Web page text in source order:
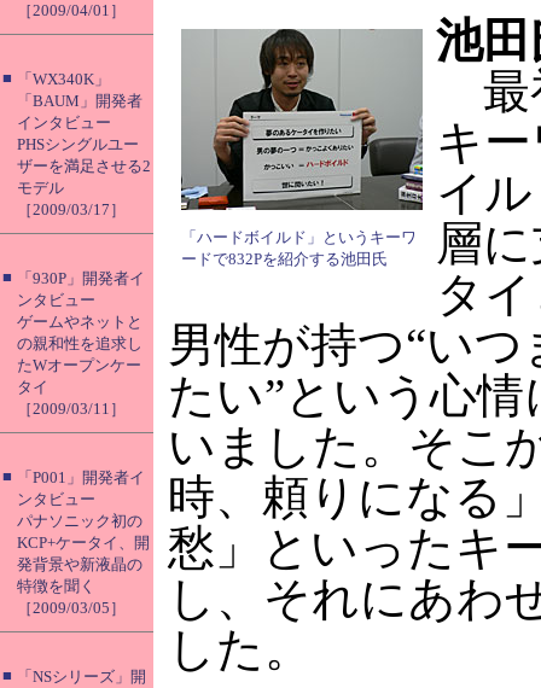
［2009/04/01］
■
「WX340K」
「BAUM」開発者
インタビュー
PHSシングルユー
ザーを満足させる2
モデル
［2009/03/17］
■
「930P」開発者イ
ンタビュー
ゲームやネットと
の親和性を追求し
たWオープンケー
タイ
［2009/03/11］
■
「P001」開発者イ
ンタビュー
パナソニック初の
KCP+ケータイ、開
発背景や新液晶の
特徴を聞く
［2009/03/05］
■
「NSシリーズ」開
「ハードボイルド」というキーワ
ードで832Pを紹介する池田氏
池田
最
キ
イ
層
タ
男性が持つ“い
たい”という心
いました。そこ
時、頼りになる
愁」といったキ
し、それにあわ
した。